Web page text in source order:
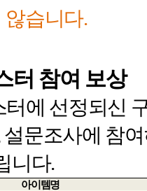
않습니다.
터 참여 보상
터에 선정되신
설문조사에 참
니다.
아이템명